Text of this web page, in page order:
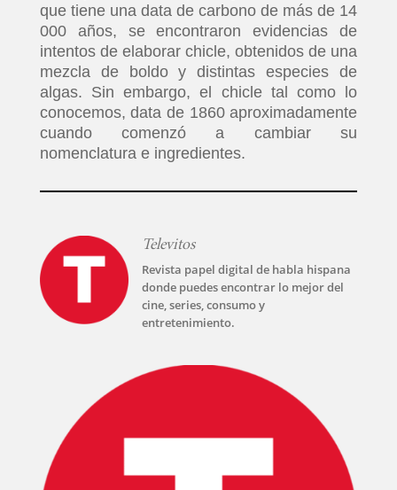
que tiene una data de carbono de más de 14
000 años, se encontraron evidencias de
intentos de elaborar chicle, obtenidos de una
mezcla de boldo y distintas especies de
algas. Sin embargo, el chicle tal como lo
conocemos, data de 1860 aproximadamente
cuando comenzó a cambiar su
nomenclatura e ingredientes.
Televitos
Revista papel digital de habla hispana
donde puedes encontrar lo mejor del
cine, series, consumo y
entretenimiento.